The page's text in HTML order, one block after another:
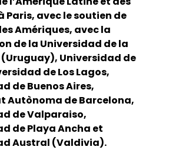
Paris, avec le soutien de
Amériques, avec la
de la Universidad de la
Universidad de
de Los Lagos,
de Buenos Aires,
Autònoma de Barcelona,
de Valparaiso,
de Playa Ancha et
Austral (Valdivia).